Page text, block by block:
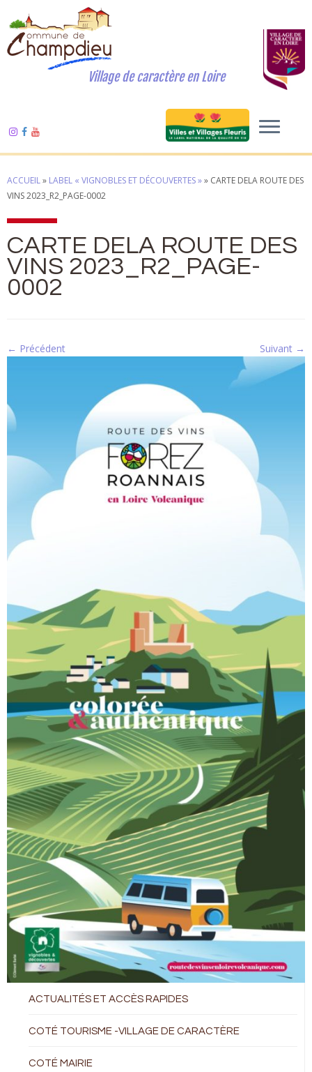
Village de caractère en Loire
ACCUEIL» LABEL « VIGNOBLES ET DÉCOUVERTES »» CARTE DELA ROUTE DES
VINS 2023_R2_PAGE-0002
CARTE DELA ROUTE DES
VINS 2023_R2_PAGE-
0002
← Précédent Suivant →
ACTUALITÉS ET ACCÈS RAPIDES
COTÉ TOURISME -VILLAGE DE CARACTÈRE
COTÉ MAIRIE